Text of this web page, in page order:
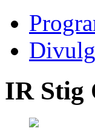
IR Stig